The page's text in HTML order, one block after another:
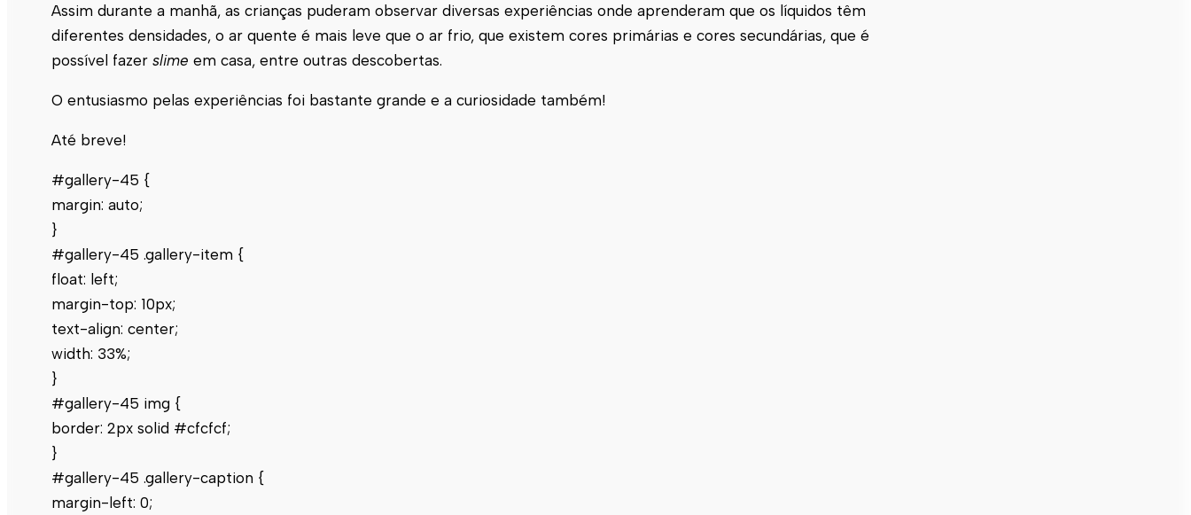
Assim durante a manhã, as crianças puderam observar diversas experiências onde aprenderam que os líquidos têm
diferentes densidades, o ar quente é mais leve que o ar frio, que existem cores primárias e cores secundárias, que é
possível fazer slime em casa, entre outras descobertas.
O entusiasmo pelas experiências foi bastante grande e a curiosidade também!
Até breve!
#gallery-45 {
margin: auto;
}
#gallery-45 .gallery-item {
float: left;
margin-top: 10px;
text-align: center;
width: 33%;
}
#gallery-45 img {
border: 2px solid #cfcfcf;
}
#gallery-45 .gallery-caption {
margin-left: 0;